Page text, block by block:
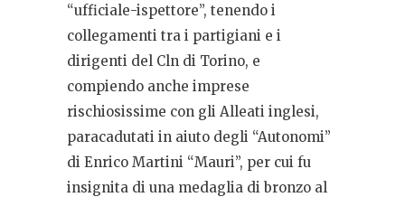
“ufficiale-ispettore”, tenendo i
collegamenti tra i partigiani e i
dirigenti del Cln di Torino, e
compiendo anche imprese
rischiosissime con gli Alleati inglesi,
paracadutati in aiuto degli “Autonomi”
di Enrico Martini “Mauri”, per cui fu
insignita di una medaglia di bronzo al